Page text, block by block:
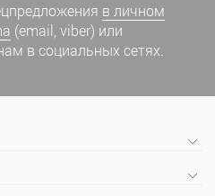
в личном
(email, viber) или
в социальных сетях.